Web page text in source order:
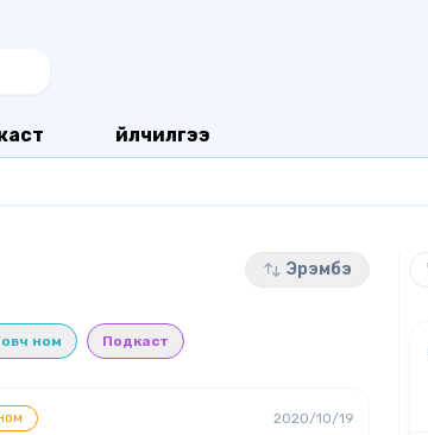
Үйлчилгээ
Эрэмбэ
ном Подкаст
2020/10/19